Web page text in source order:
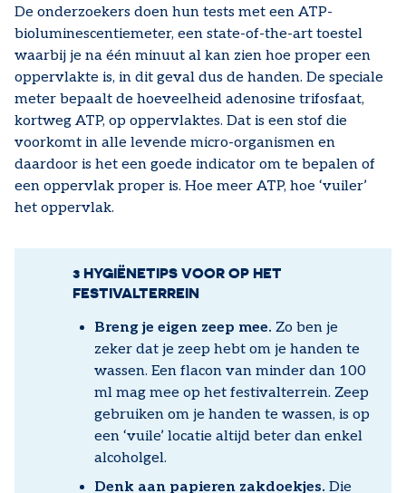
De onderzoekers doen hun tests met een ATP-
bioluminescentiemeter, een state-of-the-art toestel
waarbij je na één minuut al kan zien hoe proper een
oppervlakte is, in dit geval dus de handen. De speciale
meter bepaalt de hoeveelheid adenosine trifosfaat,
kortweg ATP, op oppervlaktes. Dat is een stof die
voorkomt in alle levende micro-organismen en
daardoor is het een goede indicator om te bepalen of
een oppervlak proper is. Hoe meer ATP, hoe ‘vuiler’
het oppervlak.
3 HYGIËNETIPS VOOR OP HET
FESTIVALTERREIN
Breng je eigen zeep mee. Zo ben je
zeker dat je zeep hebt om je handen te
wassen. Een flacon van minder dan 100
ml mag mee op het festivalterrein. Zeep
gebruiken om je handen te wassen, is op
een ‘vuile’ locatie altijd beter dan enkel
alcoholgel.
Denk aan papieren zakdoekjes. Die